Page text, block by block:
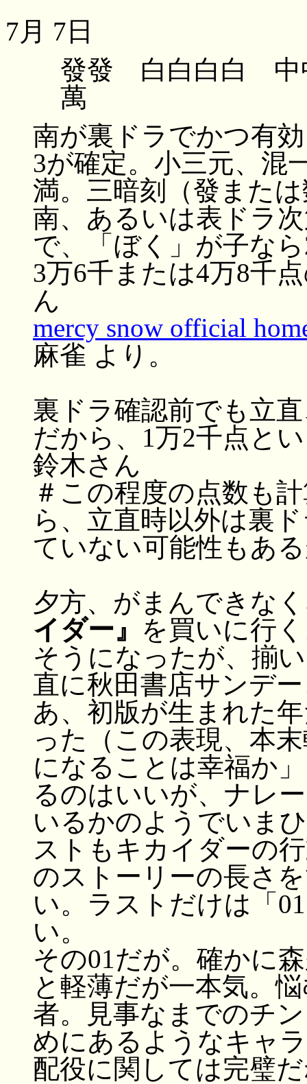
7月 7日
發發 白白白白 中
萬
南が裏ドラでかつ有
3が確定。小三元、混
満。三暗刻（發また
南、あるいは表ドラ
で、「ぼく」が子な
3万6千または4万8千
ん
mercy snow official
麻雀 より。
裏ドラ確認前でも立
だから、1万2千点と
鈴木さん
＃この程度の点数も
ら、立直時以外は裏
ていない可能性もあ
夕方、がまんできな
イダー』 を買いに行
そうになったが、揃
直に秋田書店サンデ
あ、初版が生まれた
った（この表現、本
になることは幸福か
るのはいいが、ナレ
いるかのようでいま
ストもキカイダーの
のストーリーの長さ
い。ラストだけは「
い。
その01だが。確かに
と軽薄だが一本気。
者。見事なまでのチ
めにあるようなキャ
配役に関しては完璧